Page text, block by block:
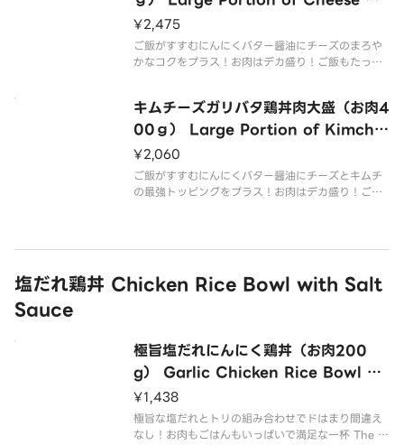
rlic Butter Chicken Rice Bowl
（400g of Meat）
¥2,475
ご飯がすすむにんにくバター醤油にチーズのまろや
かなコクをプラス！お肉はデカ盛り！ご飯もたっぷ
with the
キムチーズガリバタ鶏丼肉大盛（お肉4
00ｇ） Large Portion of Kimchi
and Cheese Garlic Butter Chicke
n Rice Bowl （400g of Meat）
¥2,060
ご飯がすすむにんにくバター醤油にチーズとキムチ
の最強トッピングをプラス！お肉はデカ盛り！ご飯
塩だれ鶏丼 Chicken Rice Bowl with Salt
Sauce
極旨塩だれにんにく鶏丼（お肉200
g） Garlic Chicken Rice Bowl wi
th Delicious Salt sauce （200g o
f Meat）
¥1,438
極旨な塩だれとトリの組み合わせでドはまり間違え
なし！お肉もごはんもいっぱいで満足な一杯 The c